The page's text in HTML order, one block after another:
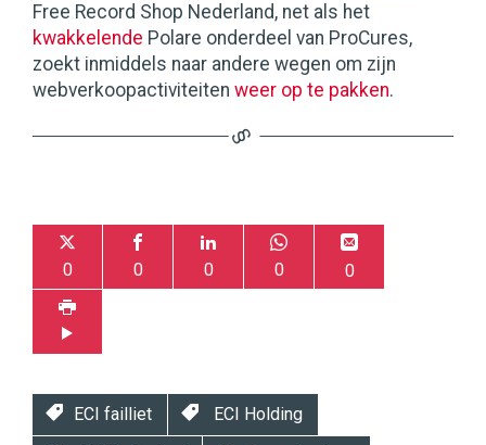
Free Record Shop Nederland, net als het
kwakkelende Polare onderdeel van ProCures,
zoekt inmiddels naar andere wegen om zijn
webverkoopactiviteiten weer op te pakken.
0 0 0 0 0
ECI failliet ECI Holding